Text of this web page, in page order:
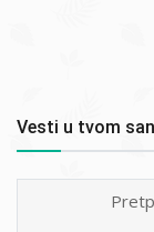
Vesti u tvom